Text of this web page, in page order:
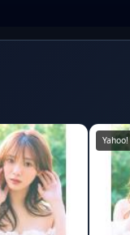
Yahoo!